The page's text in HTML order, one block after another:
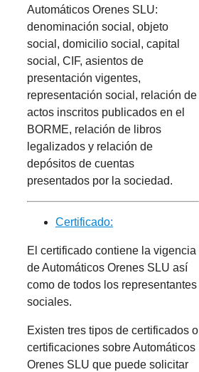
Automáticos Orenes SLU:
denominación social, objeto
social, domicilio social, capital
social, CIF, asientos de
presentación vigentes,
representación social, relación de
actos inscritos publicados en el
BORME, relación de libros
legalizados y relación de
depósitos de cuentas
presentados por la sociedad.
Certificado:
El certificado contiene la vigencia
de Automáticos Orenes SLU así
como de todos los representantes
sociales.
Existen tres tipos de certificados o
certificaciones sobre Automáticos
Orenes SLU que puede solicitar